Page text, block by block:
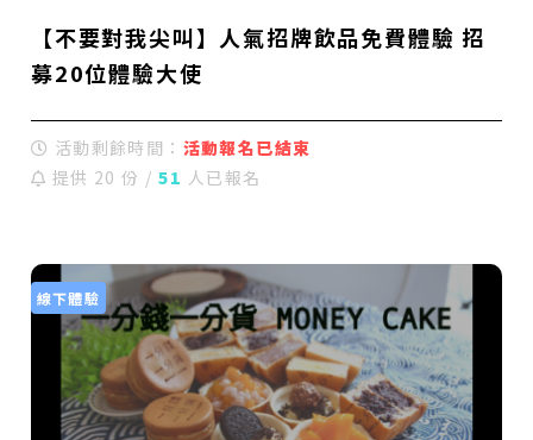
【不要對我尖叫】人氣招牌飲品免費體驗 招
募20位體驗大使
活動剩餘時間： 活動報名已結束
提供 20 份 / 51 人已報名
線下體驗